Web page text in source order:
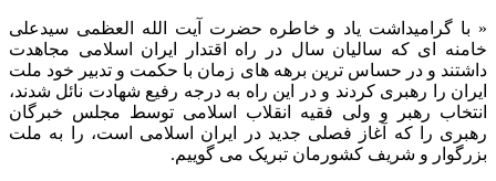
« با گرامیداشت یاد و خاطره حضرت آیت الله العظمی سیدعلی
خامنه ای که سالیان سال در راه اقتدار ایران اسلامی مجاهدت
داشتند و در حساس ترین برهه های زمان با حکمت و تدبیر خود ملت
ایران را رهبری کردند و در این راه به درجه رفیع شهادت نائل شدند،
انتخاب رهبر و ولی فقیه انقلاب اسلامی توسط مجلس خبرگان
رهبری را که آغاز فصلی جدید در ایران اسلامی است، را به ملت
بزرگوار و شریف کشورمان تبریک می گوییم.